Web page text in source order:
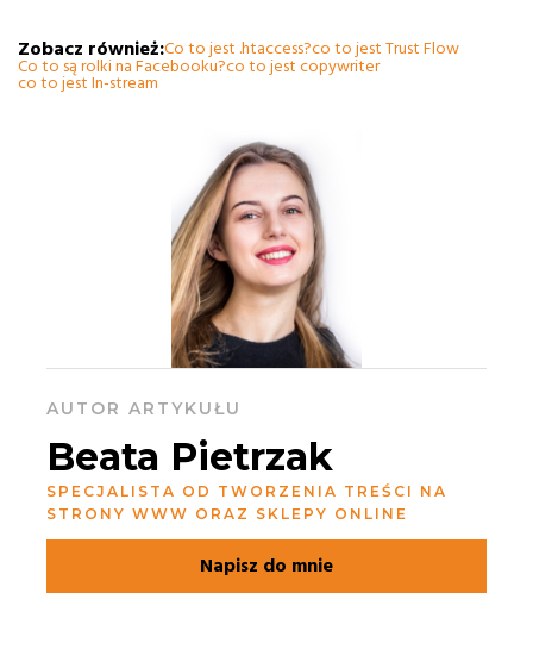
Zobacz również:Co to jest .htaccess?co to jest Trust Flow
Co to są rolki na Facebooku?co to jest copywriter
co to jest In-stream
AUTOR ARTYKUŁU
Beata Pietrzak
SPECJALISTA OD TWORZENIA TREŚCI NA
STRONY WWW ORAZ SKLEPY ONLINE
Napisz do mnie